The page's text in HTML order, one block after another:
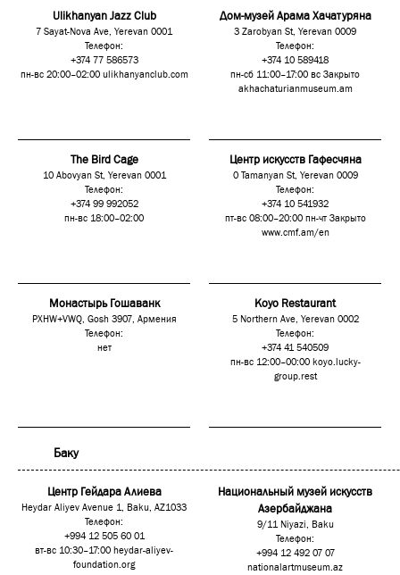
Ulikhanyan Jazz Club
7 Sayat-Nova Ave, Yerevan 0001
Телефон:
+374 77 586573
пн-вс 20:00–02:00 ulikhanyanclub.com
Дом-музей Арама Хачатуряна
3 Zarobyan St, Yerevan 0009
Телефон:
+374 10 589418
пн-сб 11:00–17:00 вс Закрыто
akhachaturianmuseum.am
The Bird Cage
10 Abovyan St, Yerevan 0001
Телефон:
+374 99 992052
пн-вс 18:00–02:00
Центр искусств Гафесчяна
0 Tamanyan St, Yerevan 0009
Телефон:
+374 10 541932
пт-вс 08:00–20:00 пн-чт Закрыто
www.cmf.am/en
Монастырь Гошаванк
PXHW+VWQ, Gosh 3907, Армения
Телефон:
нет
Koyo Restaurant
5 Northern Ave, Yerevan 0002
Телефон:
+374 41 540509
пн-вс 12:00–00:00 koyo.lucky-
group.rest
Баку
Центр Гейдара Алиева
Heydar Aliyev Avenue 1, Baku, AZ1033
Телефон:
+994 12 505 60 01
вт-вс 10:30–17:00 heydar-aliyev-
foundation.org
Национальный музей искусств
Азербайджана
9/11 Niyazi, Baku
Телефон:
+994 12 492 07 07
nationalartmuseum.az